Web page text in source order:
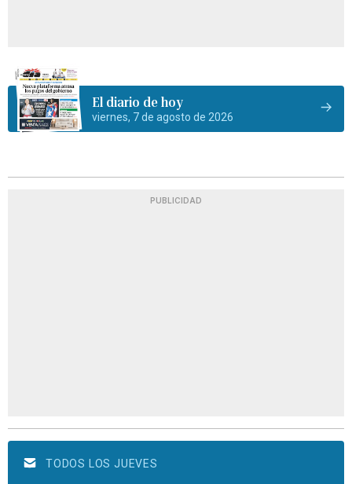
El diario de hoy
viernes, 7 de agosto de 2026
PUBLICIDAD
TODOS LOS JUEVES